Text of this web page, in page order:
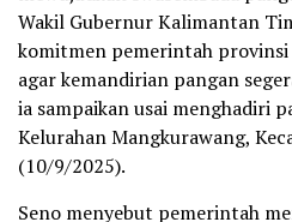
Wakil Gubernur Kalimantan
komitmen pemerintah
agar kemandirian pangan
ia sampaikan usai menghadiri
Kelurahan Mangkurawang,
(10/9/2025).
Seno menyebut pemerintah